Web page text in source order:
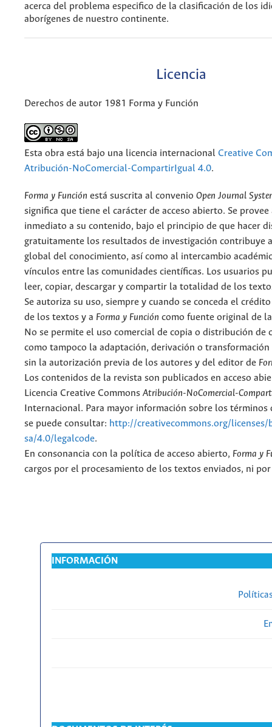
acerca del problema especifico de la clasificación de los
aborígenes de nuestro continente.
Licencia
Derechos de autor 1981 Forma y Función
Esta obra está bajo una licencia internacional Creative
Atribución-NoComercial-CompartirIgual 4.0.
Forma y Función está suscrita al convenio Open Journal
significa que tiene el carácter de acceso abierto. Se provee
inmediato a su contenido, bajo el principio de que hacer
gratuitamente los resultados de investigación contribuye
global del conocimiento, así como al intercambio
vínculos entre las comunidades científicas. Los usuarios
leer, copiar, descargar y compartir la totalidad de los
Se autoriza su uso, siempre y cuando se conceda el
de los textos y a Forma y Función como fuente original de
No se permite el uso comercial de copia o distribución de
como tampoco la adaptación, derivación o transformación
sin la autorización previa de los autores y del editor de
Los contenidos de la revista son publicados en acceso
Licencia Creative Commons Atribución-NoComercial-
Internacional. Para mayor información sobre los términos
se puede consultar: http://creativecommons.org/licenses/
sa/4.0/legalcode.
En consonancia con la política de acceso abierto, Forma y
cargos por el procesamiento de los textos enviados, ni
INFORMACIÓN